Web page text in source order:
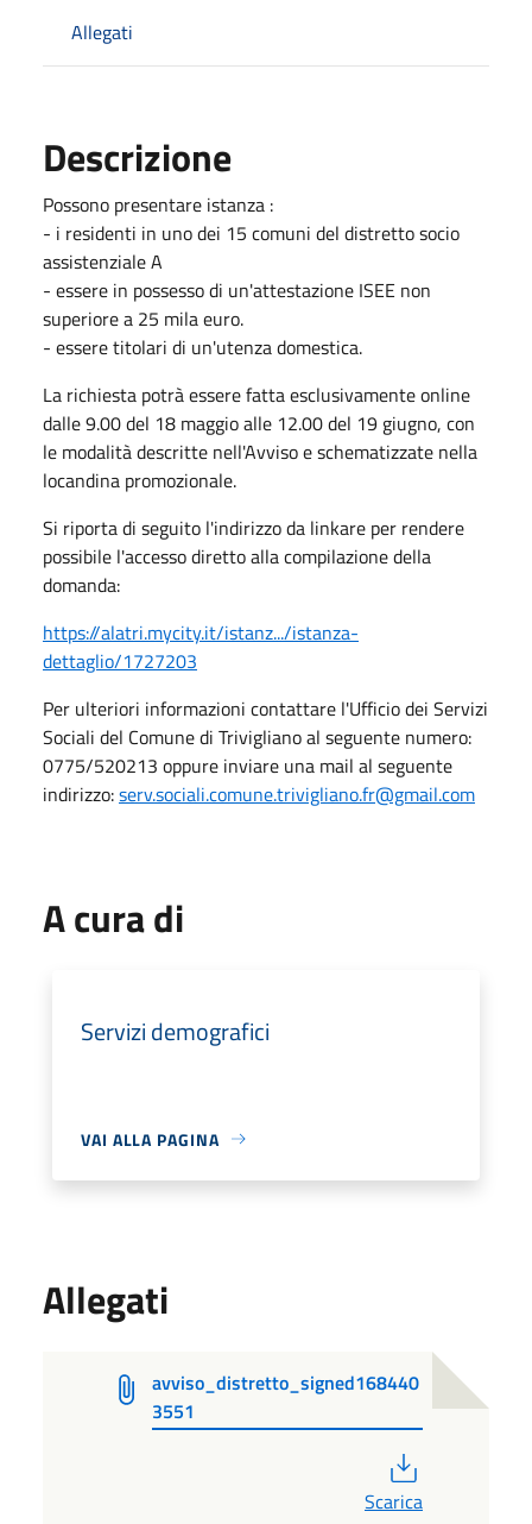
Allegati
Descrizione
Possono presentare istanza :
- i residenti in uno dei 15 comuni del distretto socio
assistenziale A
- essere in possesso di un'attestazione ISEE non
superiore a 25 mila euro.
- essere titolari di un'utenza domestica.
La richiesta potrà essere fatta esclusivamente online
dalle 9.00 del 18 maggio alle 12.00 del 19 giugno, con
le modalità descritte nell'Avviso e schematizzate nella
locandina promozionale.
Si riporta di seguito l'indirizzo da linkare per rendere
possibile l'accesso diretto alla compilazione della
domanda:
https://alatri.mycity.it/istanz.../istanza-
dettaglio/1727203
Per ulteriori informazioni contattare l'Ufficio dei Servizi
Sociali del Comune di Trivigliano al seguente numero:
0775/520213 oppure inviare una mail al seguente
indirizzo:serv.sociali.comune.trivigliano.fr@gmail.com
A cura di
Servizi demografici
VAI ALLA PAGINA
Allegati
avviso_distretto_signed168440
3551
Scarica